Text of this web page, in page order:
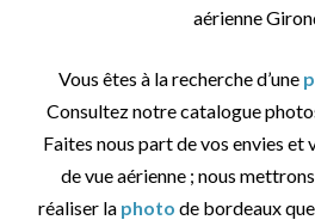
aérienne
Vous êtes à la recherche d’une
Consultez notre catalogue
Faites nous part de vos envies et
de vue aérienne ; nous
réaliser la photo de bordeaux